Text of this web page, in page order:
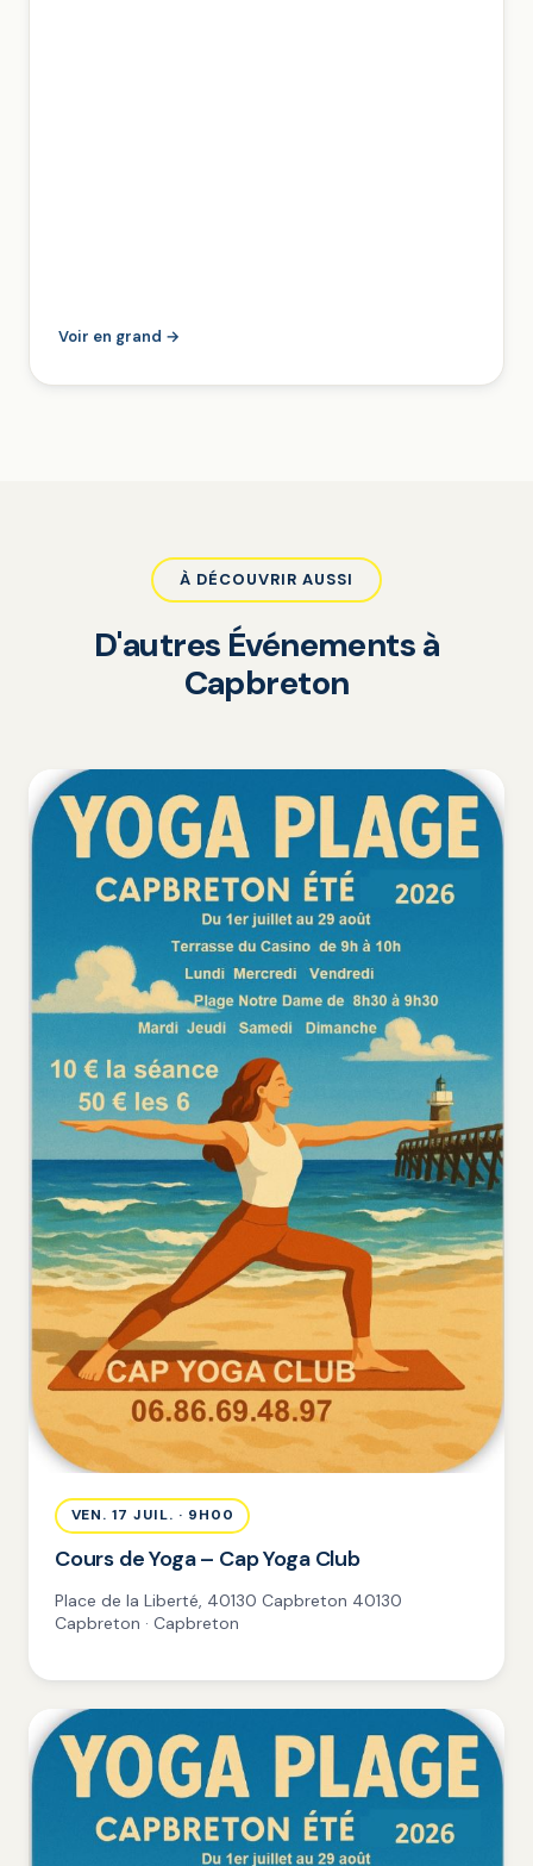
Voir en grand →
À DÉCOUVRIR AUSSI
D'autres Événements à
Capbreton
VEN. 17 JUIL. · 9H00
Cours de Yoga – Cap Yoga Club
Place de la Liberté, 40130 Capbreton 40130
Capbreton · Capbreton